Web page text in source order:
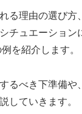
る理由の選び方
チュエーション
を紹介します。
るべき下準備や
していきます。